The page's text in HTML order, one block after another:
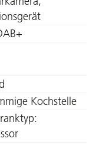
Kochstelle